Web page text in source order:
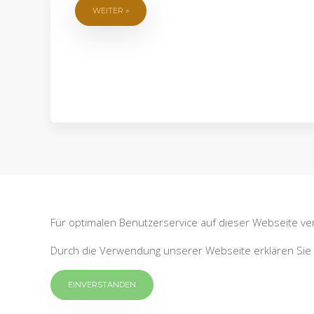
WEITER »
Für optimalen Benutzerservice auf dieser Webseite
Durch die Verwendung unserer Webseite erklären
EINVERSTANDEN